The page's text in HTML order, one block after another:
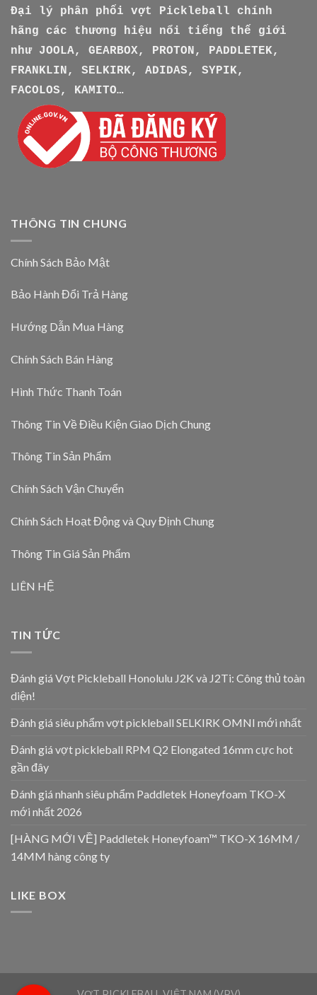
Đại lý phân phối vợt Pickleball chính
hãng các thương hiệu nổi tiếng thế giới
như
JOOLA, GEARBOX, PROTON, PADDLETEK,
FRANKLIN, SELKIRK, ADIDAS, SYPIK,
FACOLOS, KAMITO…
THÔNG TIN CHUNG
Chính Sách Bảo Mật
Bảo Hành Đổi Trả Hàng
Hướng Dẫn Mua Hàng
Chính Sách Bán Hàng
Hình Thức Thanh Toán
Thông Tin Về Điều Kiện Giao Dịch Chung
Thông Tin Sản Phẩm
Chính Sách Vận Chuyển
Chính Sách Hoạt Động và Quy Định Chung
Thông Tin Giá Sản Phẩm
LIÊN HỆ
TIN TỨC
Đánh giá Vợt Pickleball Honolulu J2K và J2Ti: Công thủ toàn
diện!
Đánh giá siêu phẩm vợt pickleball SELKIRK OMNI mới nhất
Đánh giá vợt pickleball RPM Q2 Elongated 16mm cực hot
gần đây
Đánh giá nhanh siêu phẩm Paddletek Honeyfoam TKO-X
mới nhất 2026
[HÀNG MỚI VỀ] Paddletek Honeyfoam™ TKO-X 16MM /
14MM hàng công ty
LIKE BOX